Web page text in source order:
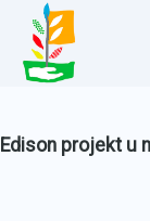
Edison projekt u